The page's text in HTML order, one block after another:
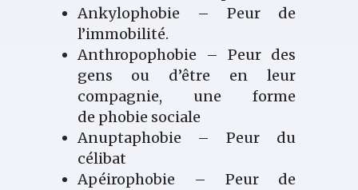
Ankylophobie – Peur de
l’immobilité.
Anthropophobie – Peur des
gens ou d’être en leur
compagnie, une forme
de phobie sociale
Anuptaphobie – Peur du
célibat
Apéirophobie – Peur de